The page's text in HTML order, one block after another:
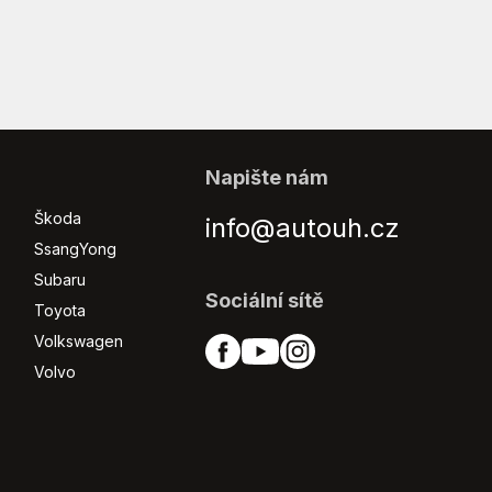
Škoda
SsangYong
Subaru
Toyota
Volkswagen
Volvo
Napište nám
info@autouh.cz
Sociální sítě